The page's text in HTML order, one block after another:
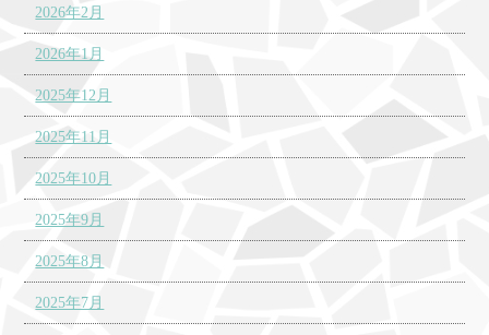
2026年2月
2026年1月
2025年12月
2025年11月
2025年10月
2025年9月
2025年8月
2025年7月